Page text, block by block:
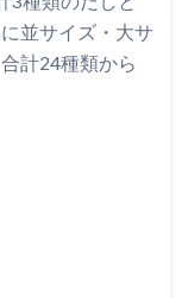
並サイズ・大サ
計24種類から